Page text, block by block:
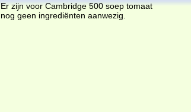
Er zijn voor Cambridge 500 soep tomaat
nog geen ingrediënten aanwezig.